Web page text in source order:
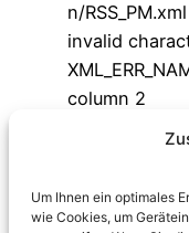
Um Ihnen ein optimales
wie Cookies, um
n/
invalid
column 2